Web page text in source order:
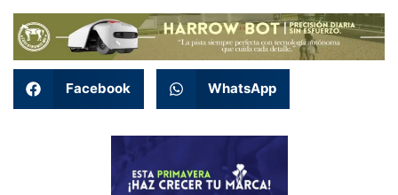
Facebook WhatsApp